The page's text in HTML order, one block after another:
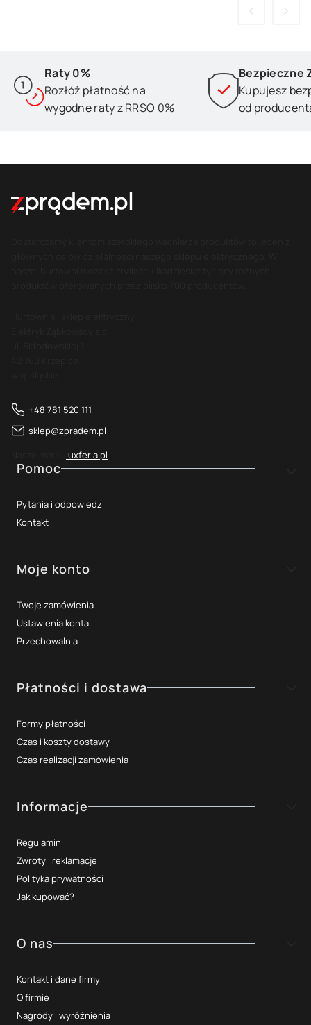
Raty 0%
Rozłóż płatność na
wygodne raty z RRSO 0%
Bezpieczne
Kupujesz
od
+48 781 520 111
sklep@zpradem.pl
luxferia.pl
Linki w stopce
Pomoc
Pytania i odpowiedzi
Kontakt
Moje konto
Twoje zamówienia
Ustawienia konta
Przechowalnia
Płatności i dostawa
Formy płatności
Czas i koszty dostawy
Czas realizacji zamówienia
Informacje
Regulamin
Zwroty i reklamacje
Polityka prywatności
Jak kupować?
O nas
Kontakt i dane firmy
O firmie
Nagrody i wyróżnienia